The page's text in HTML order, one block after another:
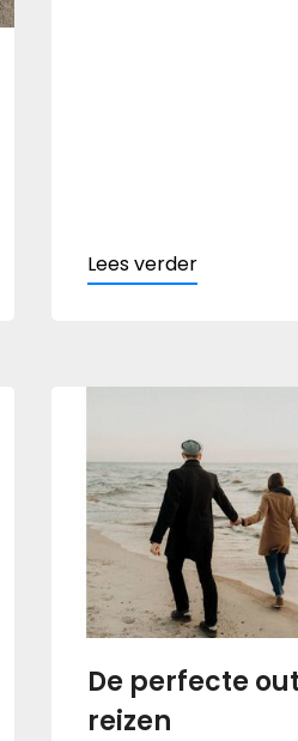
De perfecte
reizen